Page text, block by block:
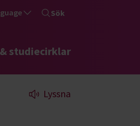
Sök
studiecirklar
Lyssna